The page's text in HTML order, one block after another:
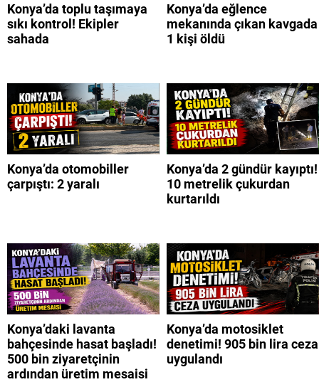
Konya’da toplu taşımaya
sıkı kontrol! Ekipler
sahada
Konya’da eğlence
mekanında çıkan kavgada
1 kişi öldü
Konya’da otomobiller
çarpıştı: 2 yaralı
Konya’da 2 gündür kayıptı!
10 metrelik çukurdan
kurtarıldı
Konya’daki lavanta
bahçesinde hasat başladı!
500 bin ziyaretçinin
ardından üretim mesaisi
Konya’da motosiklet
denetimi! 905 bin lira ceza
uygulandı